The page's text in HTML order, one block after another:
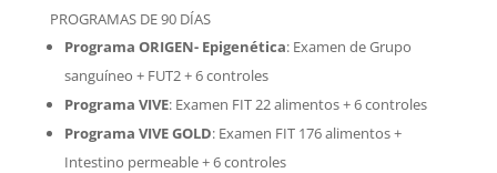
PROGRAMAS DE 90 DÍAS
Programa ORIGEN- Epigenética:Examen de Grupo
sanguíneo + FUT2 + 6 controles
Programa VIVE: Examen FIT 22 alimentos + 6 controles
Programa VIVE GOLD: Examen FIT 176 alimentos +
Intestino permeable + 6 controles